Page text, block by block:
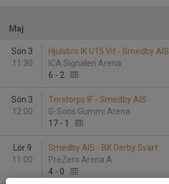
Maj
Sön 3
11:30
Hjulsbro IK U15 Vit - Smedby AIS
ICA Signalen Arena
6 - 2
Sön 3
12:00
Torstorps IF - Smedby AIS
G-Sons Gummi Arena
17 - 1
Lör 9
11:00
Smedby AIS - BK Derby Svart
PreZero Arena A
4 - 0